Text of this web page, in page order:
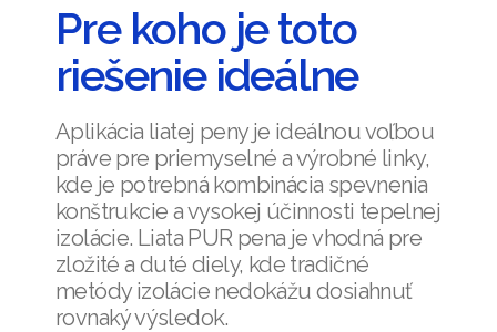
Pre koho je toto
riešenie ideálne
Aplikácia liatej peny je ideálnou voľbou
práve pre priemyselné a výrobné linky,
kde je potrebná kombinácia spevnenia
konštrukcie a vysokej účinnosti tepelnej
izolácie. Liata PUR pena je vhodná pre
zložité a duté diely, kde tradičné
metódy izolácie nedokážu dosiahnuť
rovnaký výsledok.